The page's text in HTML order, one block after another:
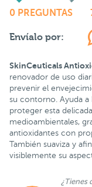
0 PREGUNTAS
Envíalo por:
SkinCeuticals
renovador de uso
prevenir el
su contorno. Ayuda a
proteger esta
medioambientales,
antioxidantes con
También suaviza y
visiblemente su
¿Tienes